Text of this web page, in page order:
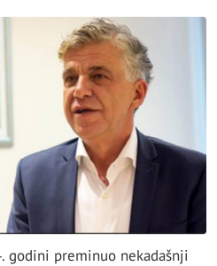
godini preminuo nekadašnji